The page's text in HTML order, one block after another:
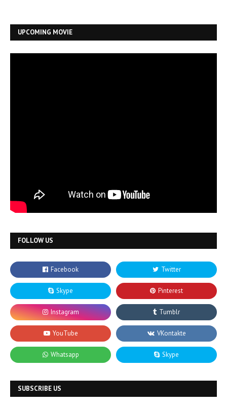
UPCOMING MOVIE
FOLLOW US
SUBSCRIBE US